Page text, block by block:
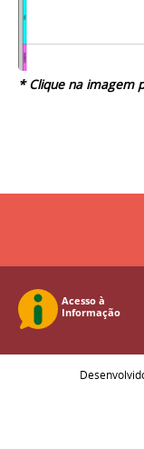
* Clique na imagem